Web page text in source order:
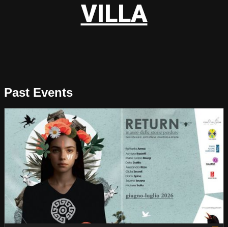
VILLA
Past Events